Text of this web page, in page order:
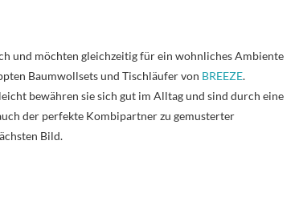
und möchten gleichzeitig für ein wohnliches Ambiente
Baumwollsets und Tischläufer von BREEZE.
bewähren sie sich gut im Alltag und sind durch eine
der perfekte Kombipartner zu gemusterter
Bild.